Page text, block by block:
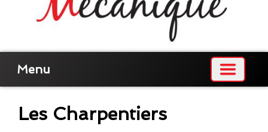
Menu
Les Charpentiers